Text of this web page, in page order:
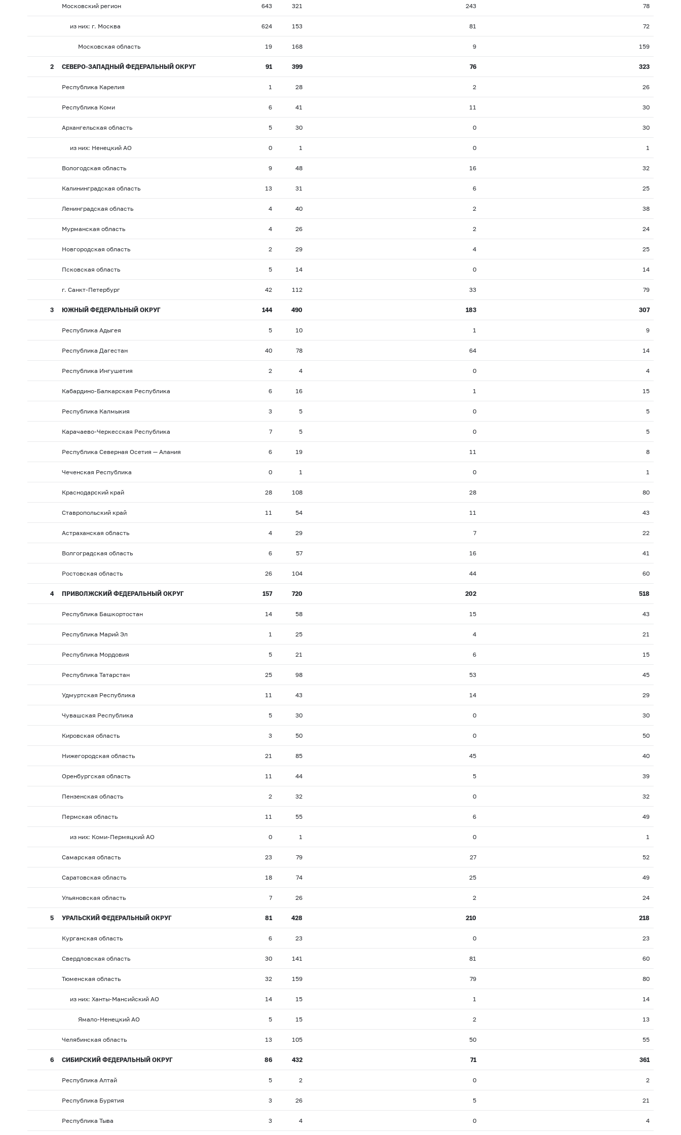
Московский регион 643 321 243 78
из них: г. Москва 624 153 81 72
Московская область 19 168 9 159
2 СЕВЕРО-ЗАПАДНЫЙ ФЕДЕРАЛЬНЫЙ ОКРУГ 91 399 76 323
Республика Карелия 1 28 2 26
Республика Коми 6 41 11 30
Архангельская область 5 30 0 30
из них: Ненецкий АО 0 1 0 1
Вологодская область 9 48 16 32
Калининградская область 13 31 6 25
Ленинградская область 4 40 2 38
Мурманская область 4 26 2 24
Новгородская область 2 29 4 25
Псковская область 5 14 0 14
г. Санкт-Петербург 42 112 33 79
3 ЮЖНЫЙ ФЕДЕРАЛЬНЫЙ ОКРУГ 144 490 183 307
Республика Адыгея 5 10 1 9
Республика Дагестан 40 78 64 14
Республика Ингушетия 2 4 0 4
Кабардино-Балкарская Республика 6 16 1 15
Республика Калмыкия 3 5 0 5
Карачаево-Черкесская Республика 7 5 0 5
Республика Северная Осетия — Алания 6 19 11 8
Чеченская Республика 0 1 0 1
Краснодарский край 28 108 28 80
Ставропольский край 11 54 11 43
Астраханская область 4 29 7 22
Волгоградская область 6 57 16 41
Ростовская область 26 104 44 60
4 ПРИВОЛЖСКИЙ ФЕДЕРАЛЬНЫЙ ОКРУГ 157 720 202 518
Республика Башкортостан 14 58 15 43
Республика Марий Эл 1 25 4 21
Республика Мордовия 5 21 6 15
Республика Татарстан 25 98 53 45
Удмуртская Республика 11 43 14 29
Чувашская Республика 5 30 0 30
Кировская область 3 50 0 50
Нижегородская область 21 85 45 40
Оренбургская область 11 44 5 39
Пензенская область 2 32 0 32
Пермская область 11 55 6 49
из них: Коми-Пермяцкий АО 0 1 0 1
Самарская область 23 79 27 52
Саратовская область 18 74 25 49
Ульяновская область 7 26 2 24
5 УРАЛЬСКИЙ ФЕДЕРАЛЬНЫЙ ОКРУГ 81 428 210 218
Курганская область 6 23 0 23
Свердловская область 30 141 81 60
Тюменская область 32 159 79 80
из них: Ханты-Мансийский АО 14 15 1 14
Ямало-Ненецкий АО 5 15 2 13
Челябинская область 13 105 50 55
6 СИБИРСКИЙ ФЕДЕРАЛЬНЫЙ ОКРУГ 86 432 71 361
Республика Алтай 5 2 0 2
Республика Бурятия 3 26 5 21
Республика Тыва 3 4 0 4